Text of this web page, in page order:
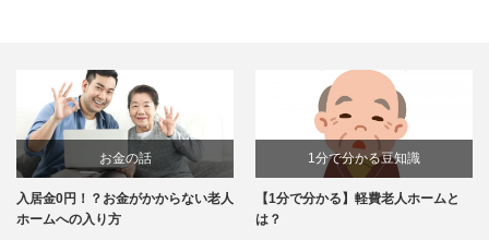
お金の話
入居金0円！？お金がかからない老人
ホームへの入り方
1分で分かる豆知識
【1分で分かる】軽費老人ホームと
は？